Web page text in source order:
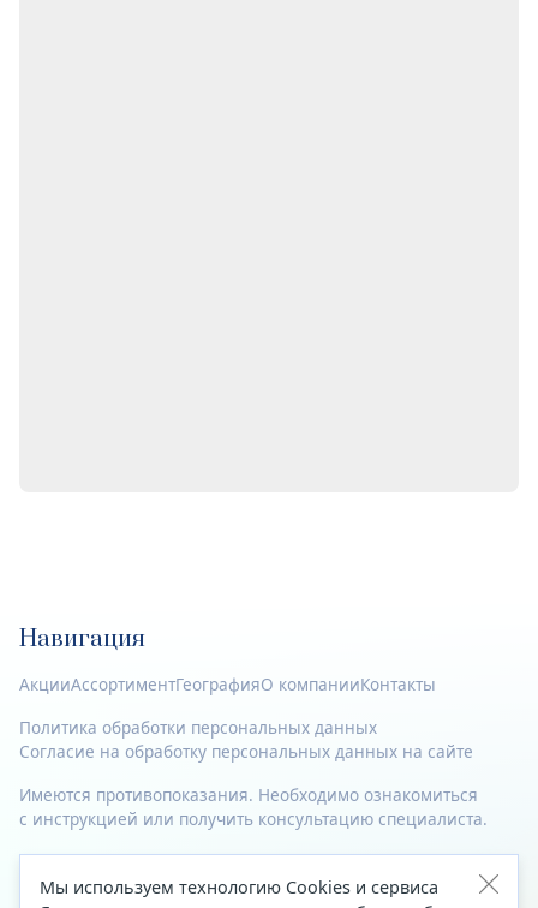
Навигация
АкцииАссортиментГеографияО компанииКонтакты
Политика обработки персональных данных
Согласие на обработку персональных данных на сайте
Имеются противопоказания. Необходимо ознакомиться
с инструкцией или получить консультацию специалиста.
© 2023—2026 Все права защищены.
Мы используем технологию Cookies и сервиса